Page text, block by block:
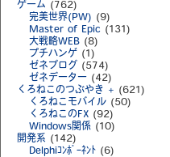
ゲーム (762)
完美世界(PW) (9)
Master of Epic (131)
大戦略WEB (8)
プチハンゲ (1)
ゼネブログ
(574)
ゼネデーター (42)
くろねこのつぶやき + (621)
くろねこモバイル (50)
くろねこのFX (92)
Windows関係 (10)
開発系 (142)
Delphiｺﾝﾎﾟｰﾈﾝﾄ (6)